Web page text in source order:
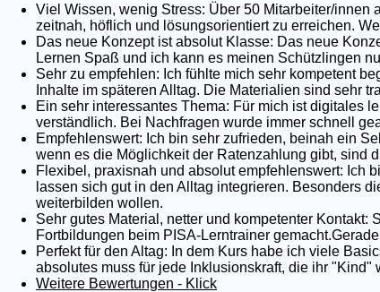
Viel Wissen, wenig Stress: Über 50 Mitarbeiter/innen
zeitnah, höflich und lösungsorientiert zu erreichen.
Das neue Konzept ist absolut Klasse: Das neue
Lernen Spaß und ich kann es meinen Schützlingen
Sehr zu empfehlen: Ich fühlte mich sehr kompetent
Inhalte im späteren Alltag. Die Materialien sind sehr
Ein sehr interessantes Thema: Für mich ist digitales
verständlich. Bei Nachfragen wurde immer schnell
Empfehlenswert: Ich bin sehr zufrieden, beinah ein
wenn es die Möglichkeit der Ratenzahlung gibt, sind
Flexibel, praxisnah und absolut empfehlenswert: Ich
lassen sich gut in den Alltag integrieren. Besonders
weiterbilden wollen.
Sehr gutes Material, netter und kompetenter
Fortbildungen beim PISA-Lerntrainer
Perfekt für den Altag: In dem Kurs habe ich viele
absolutes muss für jede Inklusionskraft, die ihr
Weitere Bewertungen - Klick